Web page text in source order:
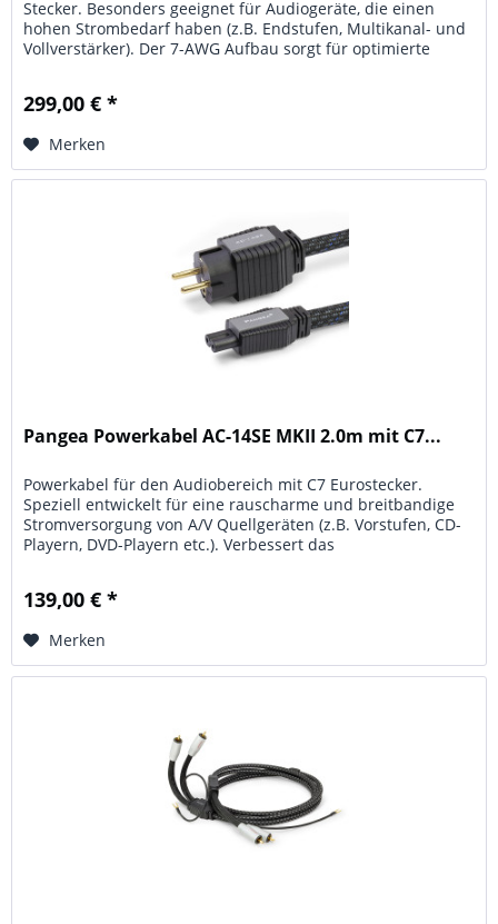
Stecker. Besonders geeignet für Audiogeräte, die einen
hohen Strombedarf haben (z.B. Endstufen, Multikanal- und
Vollverstärker). Der 7-AWG Aufbau sorgt für optimierte
299,00 € *
Merken
Pangea Powerkabel AC-14SE MKII 2.0m mit C7...
Powerkabel für den Audiobereich mit C7 Eurostecker.
Speziell entwickelt für eine rauscharme und breitbandige
Stromversorgung von A/V Quellgeräten (z.B. Vorstufen, CD-
Playern, DVD-Playern etc.). Verbessert das
139,00 € *
Merken